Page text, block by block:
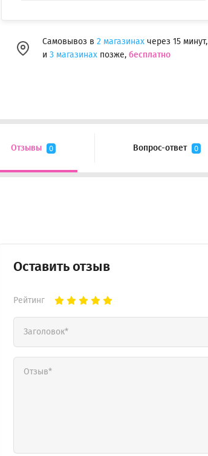
Самовывоз в 2 магазинах через 15 минут,
и 3 магазинах позже, бесплатно
Отзывы 0 Вопрос-ответ 0
Оставить отзыв
Рейтинг